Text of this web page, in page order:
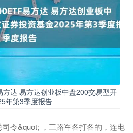
达 易方达创业板中盘200交易型开
年第3季度报告
令&quot; ，三路军各打各的，连电